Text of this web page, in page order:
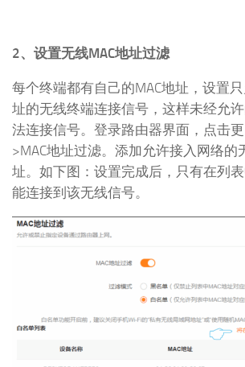
2、设置无线MAC地址过滤
每个终端都有自己的MAC地址，设置
址的无线终端连接信号，这样未经允
法连接信号。登录路由器界面，点击
>MAC地址过滤。添加允许接入网络的
址。如下图：设置完成后，只有在列
能连接到该无线信号。